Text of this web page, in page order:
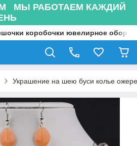
МЫ РАБОТАЕМ КАЖДИЙ
коробочки ювелирное
Украшение на шею буси колье